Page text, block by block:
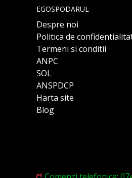
EGOSPODARUL
Despre noi
Politica de
Termeni si conditii
ANPC
SOL
ANSPDCP
Harta site
Blog